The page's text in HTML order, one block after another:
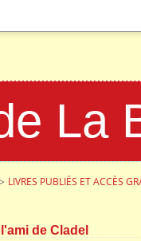
La
> LIVRES PUBLIÉS ET ACCÈS
de Cladel